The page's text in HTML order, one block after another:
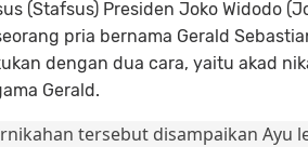
(Stafsus) Presiden Joko Widodo
pria bernama Gerald
dengan dua cara, yaitu akad
Gerald.
tersebut disampaikan Ayu